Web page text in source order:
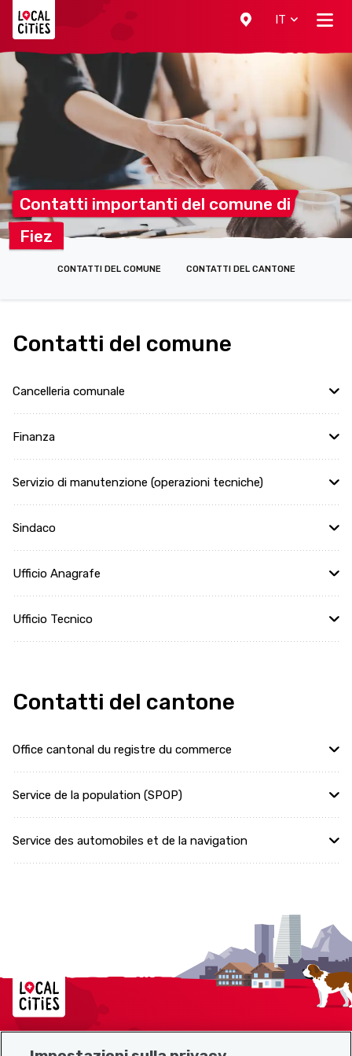
IT
Contatti importanti del comune di
Fiez
CONTATTI DEL COMUNE CONTATTI DEL CANTONE
Contatti del comune
Cancelleria comunale
Finanza
Servizio di manutenzione (operazioni tecniche)
Sindaco
Ufficio Anagrafe
Ufficio Tecnico
Contatti del cantone
Office cantonal du registre du commerce
Service de la population (SPOP)
Service des automobiles et de la navigation
Localcities